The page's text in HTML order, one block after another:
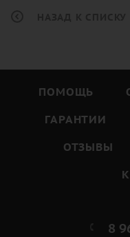
ПОМОЩЬ
ГАРАНТИИ
ОТЗЫВЫ
8